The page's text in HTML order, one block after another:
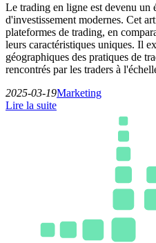
Le trading en ligne est devenu un
d'investissement modernes. Cet
plateformes de trading, en
leurs caractéristiques uniques. Il
géographiques des pratiques de
rencontrés par les traders à
2025-03-19Marketing
Lire la suite